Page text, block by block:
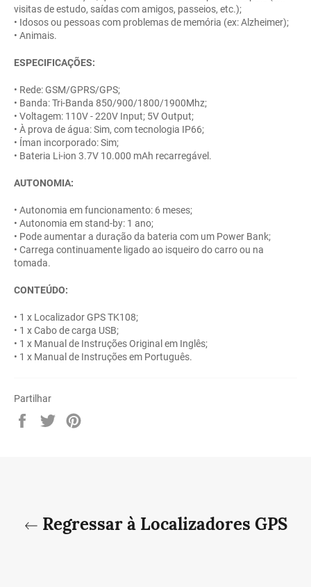
visitas de estudo, saídas com amigos, passeios, etc.);
• Idosos ou pessoas com problemas de memória (ex: Alzheimer);
• Animais.
ESPECIFICAÇÕES:
• Rede: GSM/GPRS/GPS;
• Banda: Tri-Banda 850/900/1800/1900Mhz;
• Voltagem: 110V - 220V Input; 5V Output;
• À prova de água: Sim, com tecnologia IP66;
• Íman incorporado: Sim;
• Bateria Li-ion 3.7V 10.000 mAh recarregável.
AUTONOMIA:
• Autonomia em funcionamento: 6 meses;
• Autonomia em stand-by: 1 ano;
• Pode aumentar a duração da bateria com um Power Bank;
• Carrega continuamente ligado ao isqueiro do carro ou na
tomada.
CONTEÚDO:
• 1 x Localizador GPS TK108;
• 1 x Cabo de carga USB;
• 1 x Manual de Instruções Original em Inglês;
• 1 x Manual de Instruções em Português.
Partilhar
Partilhe Twittar
Regressar à Localizadores GPS